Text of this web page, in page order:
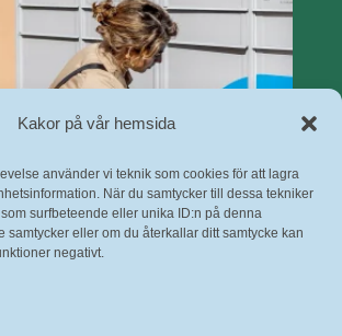
Kakor på vår hemsida
använder vi teknik som cookies för att lagra
När du samtycker till dessa tekniker
surfbeteende eller unika ID:n på denna
samtycker eller om du återkallar ditt samtycke kan
negativt.
paketbox
kan du hämta dina